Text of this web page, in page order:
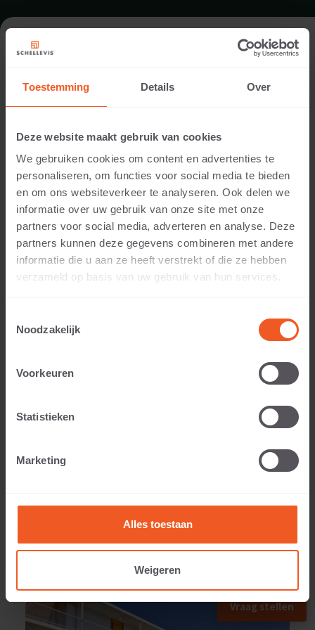
Toestemming Details Over
Deze website maakt gebruik van cookies
We gebruiken cookies om content en advertenties te
personaliseren, om functies voor social media te bieden
en om ons websiteverkeer te analyseren. Ook delen we
informatie over uw gebruik van onze site met onze
partners voor social media, adverteren en analyse. Deze
partners kunnen deze gegevens combineren met andere
informatie die u aan ze heeft verstrekt of die ze hebben
verzameld op basis van uw gebruik van hun services.
Noodzakelijk
Voorkeuren
Statistieken
Marketing
Alles toestaan
Weigeren
FORMAT - SITZELEMENT 200X60
SORTIMENT SITZELEMENTE
40 CM DICKE
1040 KG
Vraag stellen